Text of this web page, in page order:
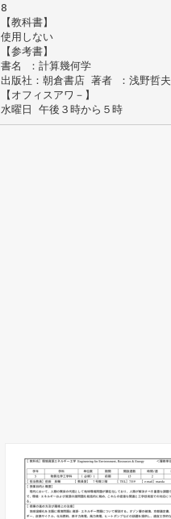
8
【教科書】
使用しない
【参考書】
書名 ：計算幾何学
出版社：朝倉書店 著者 ：浅野哲夫
【オフィスアワ－】
水曜日 午後３時から５時